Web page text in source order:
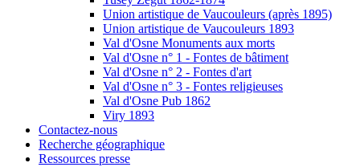
Union artistique de Vaucouleurs (après 1895)
Union artistique de Vaucouleurs 1893
Val d'Osne Monuments aux morts
Val d'Osne n° 1 - Fontes de bâtiment
Val d'Osne n° 2 - Fontes d'art
Val d'Osne n° 3 - Fontes religieuses
Val d'Osne Pub 1862
Viry 1893
Contactez-nous
Recherche géographique
Ressources presse